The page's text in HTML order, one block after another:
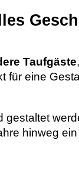
Taufgäste
für eine
gestaltet
hinweg